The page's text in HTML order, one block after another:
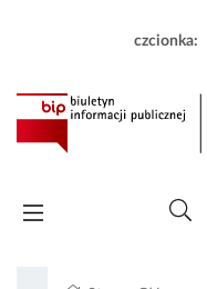
czcionka: